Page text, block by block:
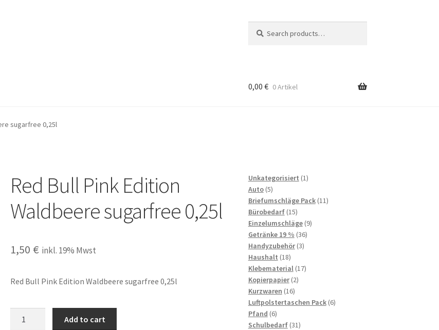
for:
Herzlich Willkommen
0,00 € 0 Artikel
sugarfree 0,25l
Red Bull Pink Edition
Waldbeere sugarfree 0,25l
1,50 € inkl. 19% Mwst
Red Bull Pink Edition Waldbeere sugarfree 0,25l
Add to cart
Unkategorisiert 11
Auto 55
products
Briefumschläge Pack 1111
Bürobedarf 1515
products
Einzelumschläge 99
Getränke 19 % 3636
Handyzubehör 33
Haushalt 1818
products
Klebematerial 1717
Kopierpapier 22
Kurzwaren 1616
products
Luftpolstertaschen Pack 66
Pfand 66
products
Schulbedarf 3131